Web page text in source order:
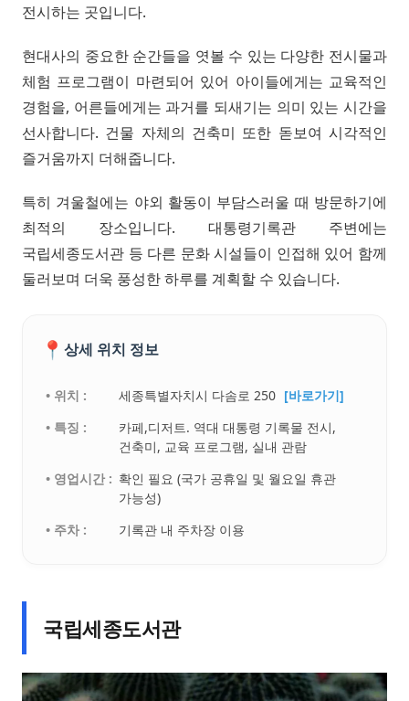
전시하는 곳입니다.
현대사의 중요한 순간들을 엿볼 수 있는 다양한 전시물과
체험 프로그램이 마련되어 있어 아이들에게는 교육적인
경험을, 어른들에게는 과거를 되새기는 의미 있는 시간을
선사합니다. 건물 자체의 건축미 또한 돋보여 시각적인
즐거움까지 더해줍니다.
특히 겨울철에는 야외 활동이 부담스러울 때 방문하기에
최적의 장소입니다. 대통령기록관 주변에는
국립세종도서관 등 다른 문화 시설들이 인접해 있어 함께
둘러보며 더욱 풍성한 하루를 계획할 수 있습니다.
📍 상세 위치 정보
• 위치 : 세종특별자치시 다솜로 250 [바로가기]
• 특징 :
카페,디저트. 역대 대통령 기록물 전시,
건축미, 교육 프로그램, 실내 관람
• 영업시간 : 확인 필요 (국가 공휴일 및 월요일 휴관
가능성)
• 주차 :
기록관 내 주차장 이용
국립세종도서관